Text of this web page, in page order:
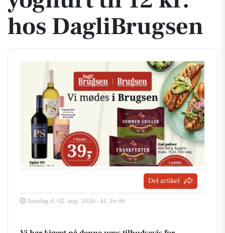
hos DagliBrugsen
Del artikel
Søndag d. 02. aug. 2026 - kl. 16:00